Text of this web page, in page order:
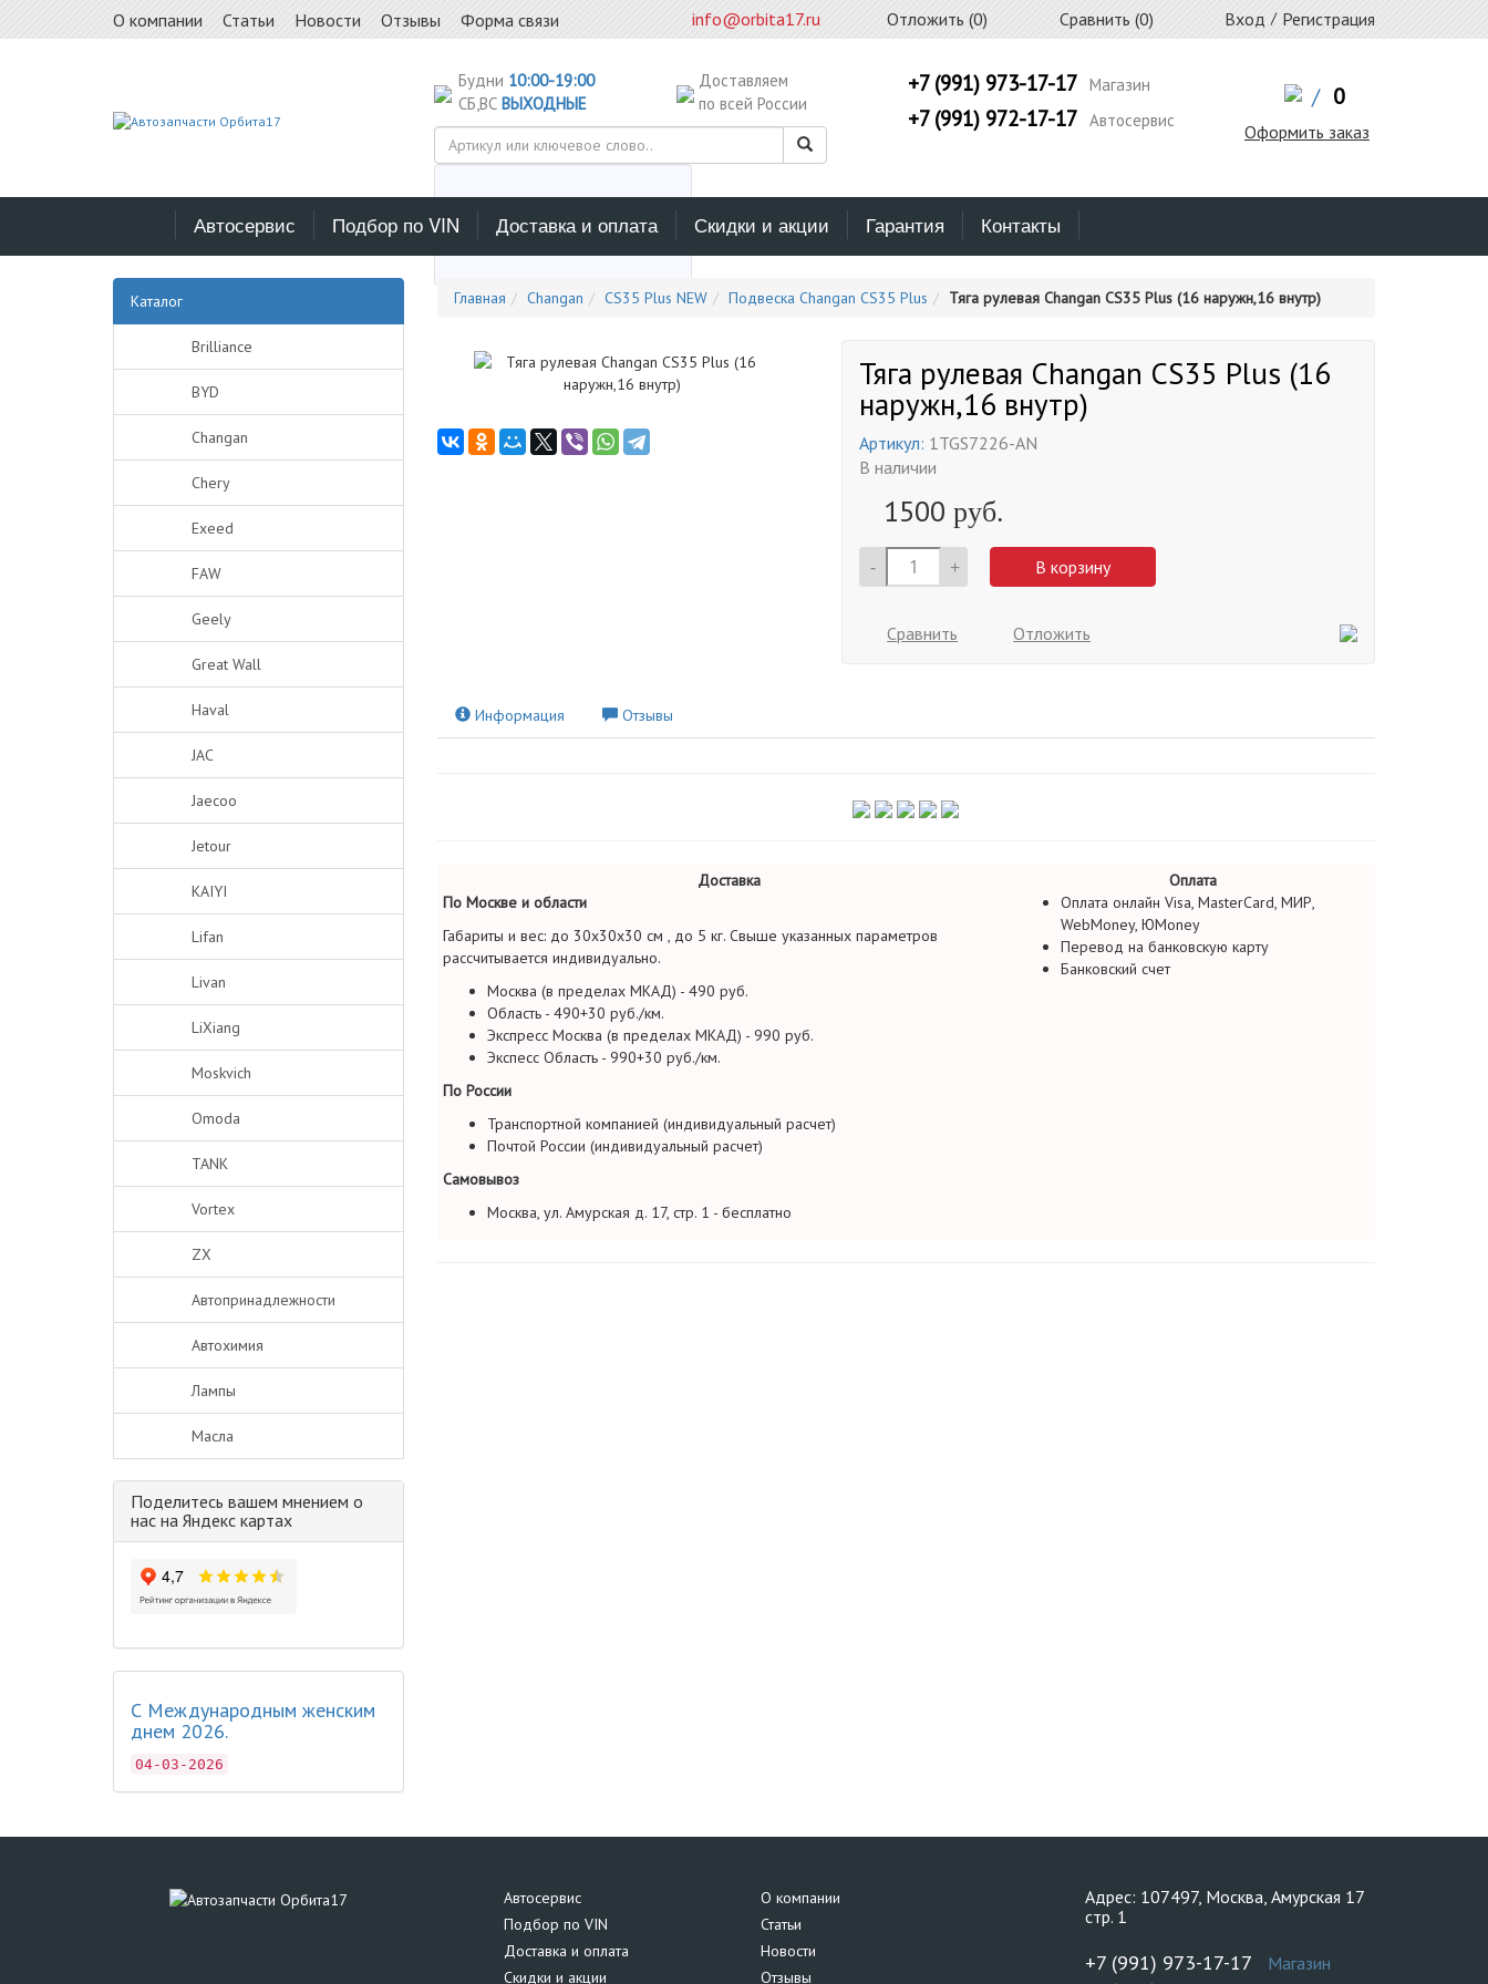
О компании Статьи Новости Отзывы Форма связи info@orbita17.ru Отложить (0) Сравнить (0) Вход / Регистрация
Будни 10:00-19:00
СБ,ВС ВЫХОДНЫЕ
Доставляем
по всей России
Выберите каталог поиска
+7 (991) 973-17-17 Магазин
+7 (991) 972-17-17 Автосервис
/ 0
Оформить заказ
Автосервис Подбор по VIN Доставка и оплата Скидки и акции Гарантия Контакты
Каталог
Brilliance
BYD
Changan
Chery
Exeed
FAW
Geely
Great Wall
Haval
JAC
Jaecoo
Jetour
KAIYI
Lifan
Livan
LiXiang
Moskvich
Omoda
TANK
Vortex
ZX
Автопринадлежности
Автохимия
Лампы
Масла
Поделитесь вашем мнением о
нас на Яндекс картах
С Международным женским
днем 2026.
04-03-2026
Главная Changan CS35 Plus NEW Подвеска Changan CS35 Plus Тяга рулевая Changan CS35 Plus (16 наружн,16 внутр)
Тяга рулевая Changan CS35 Plus (16
наружн,16 внутр)
Артикул: 1TGS7226-AN
В наличии
1500 руб.
- + В корзину
Сравнить Отложить
Информация Отзывы
Доставка
Оплата
По Москве и области
Габариты и вес: до 30х30х30 см , до 5 кг. Свыше указанных параметров
рассчитывается индивидуально.
Москва (в пределах МКАД) - 490 руб.
Область - 490+30 руб./км.
Экспресс Москва (в пределах МКАД) - 990 руб.
Экспесс Область - 990+30 руб./км.
По России
Транспортной компанией (индивидуальный расчет)
Почтой России (индивидуальный расчет)
Самовывоз
Москва, ул. Амурская д. 17, стр. 1 - бесплатно
Оплата онлайн Visa, MasterCard, МИР,
WebMoney, ЮMoney
Перевод на банковскую карту
Банковский счет
Автосервис
Подбор по VIN
Доставка и оплата
Скидки и акции
О компании
Статьи
Новости
Отзывы
Адрес: 107497, Москва, Амурская 17
стр. 1
+7 (991) 973-17-17 Магазин